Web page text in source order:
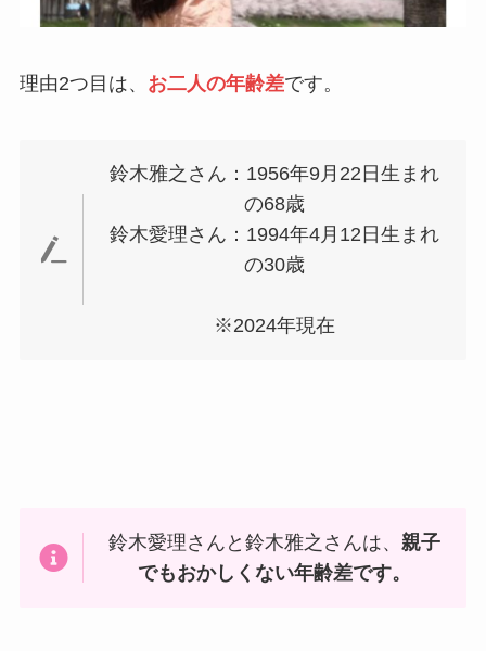
理由2つ目は、 お二人の年齢差です。
鈴木雅之さん：1956年9月22日生まれ
の68歳
鈴木愛理さん：1994年4月12日生まれ
の30歳
※2024年現在
鈴木愛理さんと鈴木雅之さんは、 親子
でもおかしくない年齢差です。